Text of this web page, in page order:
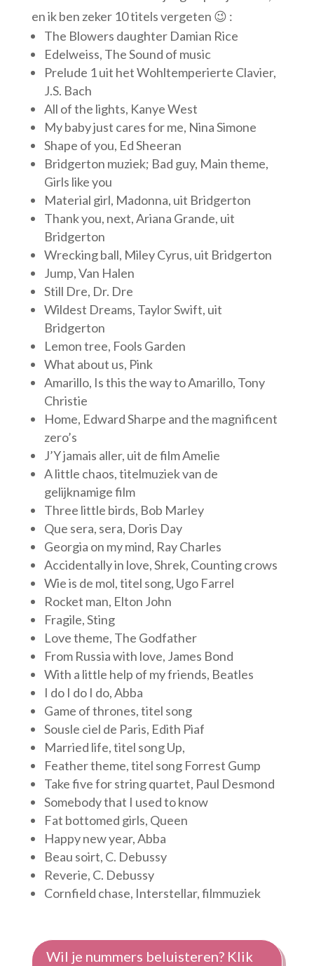
en ik ben zeker 10 titels vergeten 😉 :
The Blowers daughter Damian Rice
Edelweiss, The Sound of music
Prelude 1 uit het Wohltemperierte Clavier,
J.S. Bach
All of the lights, Kanye West
My baby just cares for me, Nina Simone
Shape of you, Ed Sheeran
Bridgerton muziek; Bad guy, Main theme,
Girls like you
Material girl, Madonna, uit Bridgerton
Thank you, next, Ariana Grande, uit
Bridgerton
Wrecking ball, Miley Cyrus, uit Bridgerton
Jump, Van Halen
Still Dre, Dr. Dre
Wildest Dreams, Taylor Swift, uit
Bridgerton
Lemon tree, Fools Garden
What about us, Pink
Amarillo, Is this the way to Amarillo, Tony
Christie
Home, Edward Sharpe and the magnificent
zero’s
J’Y jamais aller, uit de film Amelie
A little chaos, titelmuziek van de
gelijknamige film
Three little birds, Bob Marley
Que sera, sera, Doris Day
Georgia on my mind, Ray Charles
Accidentally in love, Shrek, Counting crows
Wie is de mol, titel song, Ugo Farrel
Rocket man, Elton John
Fragile, Sting
Love theme, The Godfather
From Russia with love, James Bond
With a little help of my friends, Beatles
I do I do I do, Abba
Game of thrones, titel song
Sousle ciel de Paris, Edith Piaf
Married life, titel song Up,
Feather theme, titel song Forrest Gump
Take five for string quartet, Paul Desmond
Somebody that I used to know
Fat bottomed girls, Queen
Happy new year, Abba
Beau soirt, C. Debussy
Reverie, C. Debussy
Cornfield chase, Interstellar, filmmuziek
Wil je nummers beluisteren? Klik